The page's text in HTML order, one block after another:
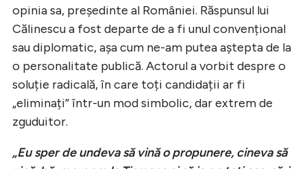
opinia sa, președinte al României. Răspunsul lui
Călinescu a fost departe de a fi unul convențional
sau diplomatic, așa cum ne-am putea aștepta de la
o personalitate publică. Actorul a vorbit despre o
soluție radicală, în care toți candidații ar fi
„eliminați” într-un mod simbolic, dar extrem de
zguduitor.
„Eu sper de undeva să vină o propunere, cineva să